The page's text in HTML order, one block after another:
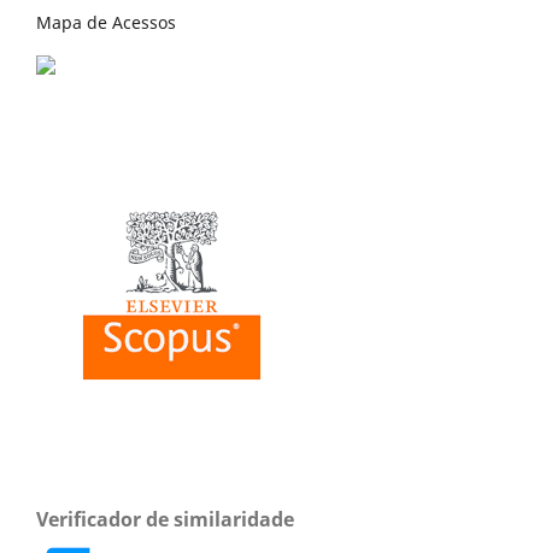
Mapa de Acessos
Verificador de similaridade